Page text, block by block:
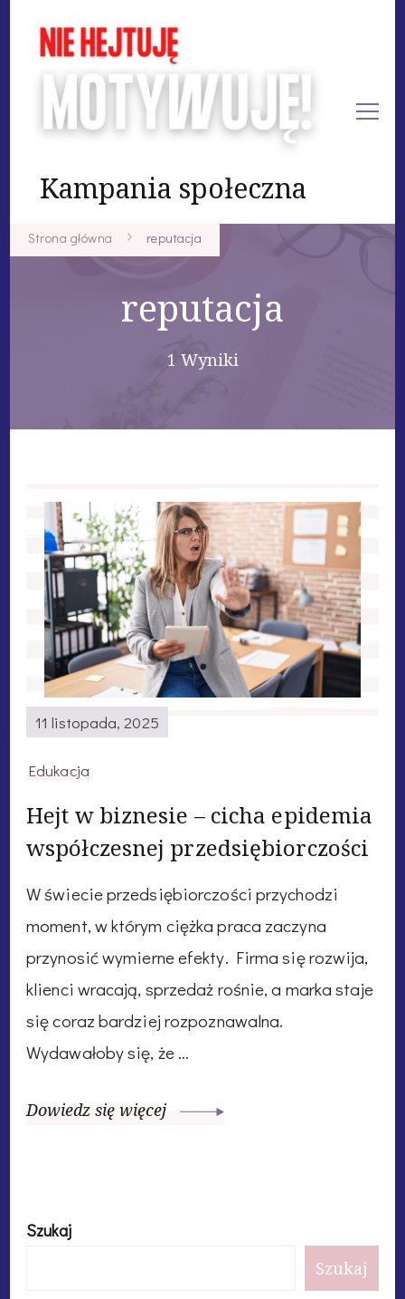
Kampania społeczna
Strona główna reputacja
reputacja
1 Wyniki
11 listopada, 2025
Edukacja
Hejt w biznesie – cicha epidemia
współczesnej przedsiębiorczości
W świecie przedsiębiorczości przychodzi
moment, w którym ciężka praca zaczyna
przynosić wymierne efekty. Firma się rozwija,
klienci wracają, sprzedaż rośnie, a marka staje
się coraz bardziej rozpoznawalna.
Wydawałoby się, że …
Dowiedz się więcej
Szukaj
Szukaj